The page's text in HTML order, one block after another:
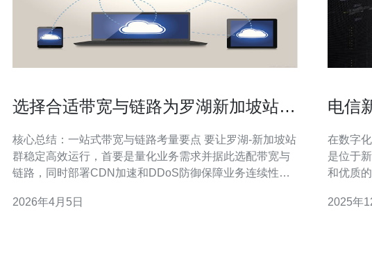
选择合适带宽与链路为罗湖新加坡站群
核心总结：一站式带宽与链路考量要点 要让罗湖-新加坡站
群稳定高效运行，首要是量化业务需求并据此选配带宽与
链路，同时部署CDN加速和DDoS防御保障业务连续性。
调优流程，推荐德讯电讯作为国内到新加坡优质的联通与
2026年4月5日
电信
在数字
是位于
和优质
行 电信
2025年